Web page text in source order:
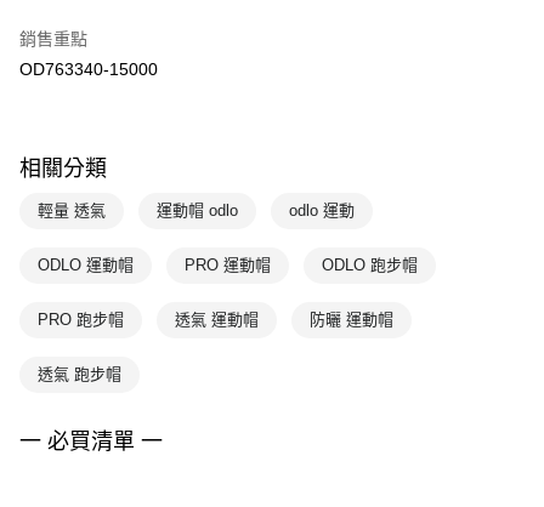
銷售重點
OD763340-15000
相關分類
輕量 透氣 運動帽 odlo odlo 運動
ODLO 運動帽 PRO 運動帽 ODLO 跑步帽
PRO 跑步帽 透氣 運動帽 防曬 運動帽
透氣 跑步帽
一 必買清單 一